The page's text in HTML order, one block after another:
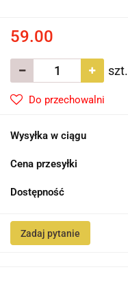
59.00
szt.
Do przechowalni
Wysyłka w ciągu
Cena przesyłki
Dostępność
Zadaj pytanie